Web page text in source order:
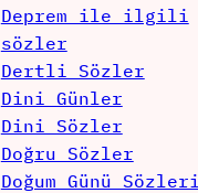
Deprem ile ilgili
sözler
Dertli Sözler
Dini Günler
Dini Sözler
Doğru Sözler
Doğum Günü Sözleri